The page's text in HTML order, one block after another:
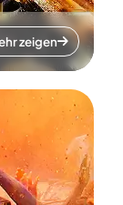
zeigen